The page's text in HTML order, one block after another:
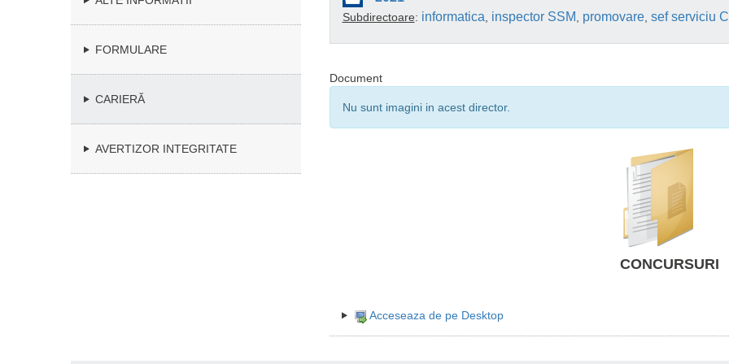
FORMULARE
CARIERĂ
AVERTIZOR INTEGRITATE
Subdirectoare: informatica inspector SSM promovare, sef serviciu
Document
Nu sunt imagini in acest director.
CONCURSURI
Acceseaza de pe Desktop